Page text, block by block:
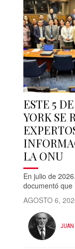
ESTE 5
YORK SE
LA ONU
En julio de
documentó que
AGOSTO 6,
JUAN